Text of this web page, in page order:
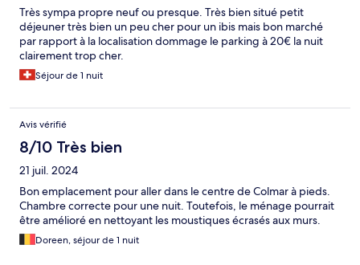
Très sympa propre neuf ou presque. Très bien situé petit
déjeuner très bien un peu cher pour un ibis mais bon marché
par rapport à la localisation dommage le parking à 20€ la nuit
clairement trop cher.
Séjour de 1 nuit
Avis vérifié
8/10 Très bien
21 juil. 2024
Bon emplacement pour aller dans le centre de Colmar à pieds.
Chambre correcte pour une nuit. Toutefois, le ménage pourrait
être amélioré en nettoyant les moustiques écrasés aux murs.
Doreen, séjour de 1 nuit